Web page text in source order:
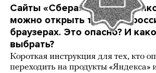
Сайты «Сбера» и других
можно открыть только в
браузерах. Это опасно? И
выбрать?
Короткая инструкция для тех, кто
переходить на продукты «Яндекса»